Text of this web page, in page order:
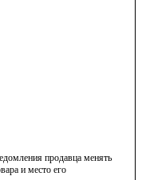
продавца менять
и место его